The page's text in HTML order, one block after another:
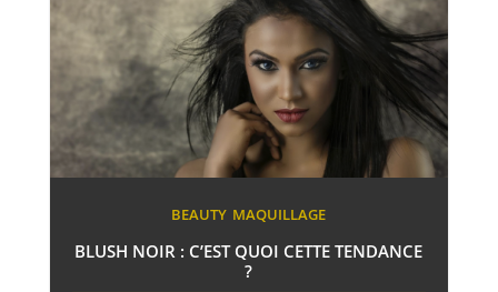
BEAUTY MAQUILLAGE
BLUSH NOIR : C’EST QUOI CETTE TENDANCE
?